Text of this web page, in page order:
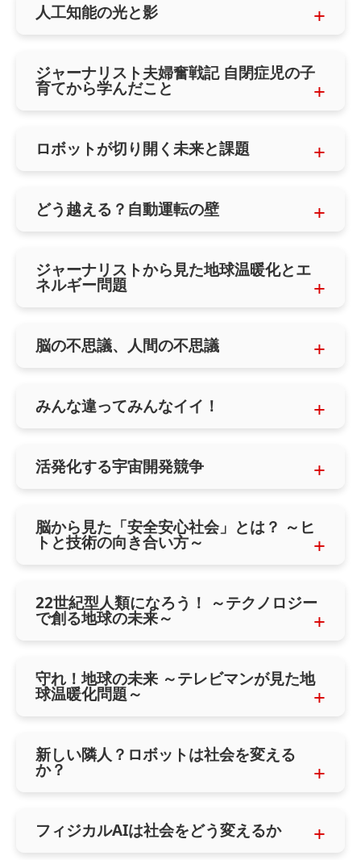
人工知能の光と影
ジャーナリスト夫婦奮戦記 自閉症児の子
育てから学んだこと
ロボットが切り開く未来と課題
どう越える？自動運転の壁
ジャーナリストから見た地球温暖化とエ
ネルギー問題
脳の不思議、人間の不思議
みんな違ってみんなイイ！
活発化する宇宙開発競争
脳から見た「安全安心社会」とは？ ～ヒ
トと技術の向き合い方～
22世紀型人類になろう！ ～テクノロジー
で創る地球の未来～
守れ！地球の未来 ～テレビマンが見た地
球温暖化問題～
新しい隣人？ロボットは社会を変える
か？
フィジカルAIは社会をどう変えるか